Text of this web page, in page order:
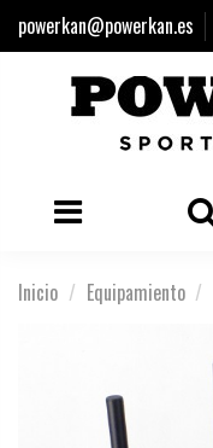
powerkan@powerkan.es
Inicio Equipamiento